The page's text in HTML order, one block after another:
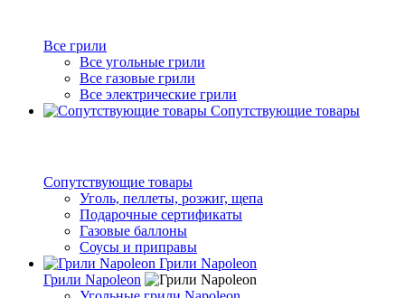
Все грили
Все угольные грили
Все газовые грили
Все электрические грили
Сопутствующие товары
Сопутствующие товары
Уголь, пеллеты, розжиг, щепа
Подарочные сертификаты
Газовые баллоны
Соусы и приправы
Грили Napoleon
Грили Napoleon